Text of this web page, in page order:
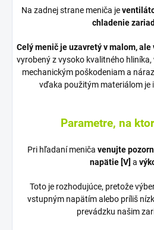
Na zadnej strane meniča je
chladenie
Celý menič je uzavretý v malom,
vyrobený z vysoko kvalitného
mechanickým poškodeniam a
vďaka použitým materiálom je
Parametre, na
Pri hľadaní meniča venujte
napätie [V] a
Toto je rozhodujúce, pretože
vstupným napätím alebo príliš
prevádzku našim